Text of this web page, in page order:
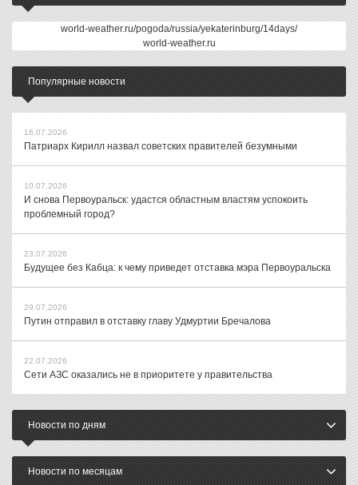
world-weather.ru/pogoda/russia/yekaterinburg/14days/
world-weather.ru
Популярные новости
16.07.2026
Патриарх Кирилл назвал советских правителей безумными
10.07.2026
И снова Первоуральск: удастся областным властям успокоить
проблемный город?
23.07.2026
Будущее без Кабца: к чему приведет отставка мэра Первоуральска
29.07.2026
Путин отправил в отставку главу Удмуртии Бречалова
22.07.2026
Сети АЗС оказались не в приоритете у правительства
Новости по дням
Новости по месяцам